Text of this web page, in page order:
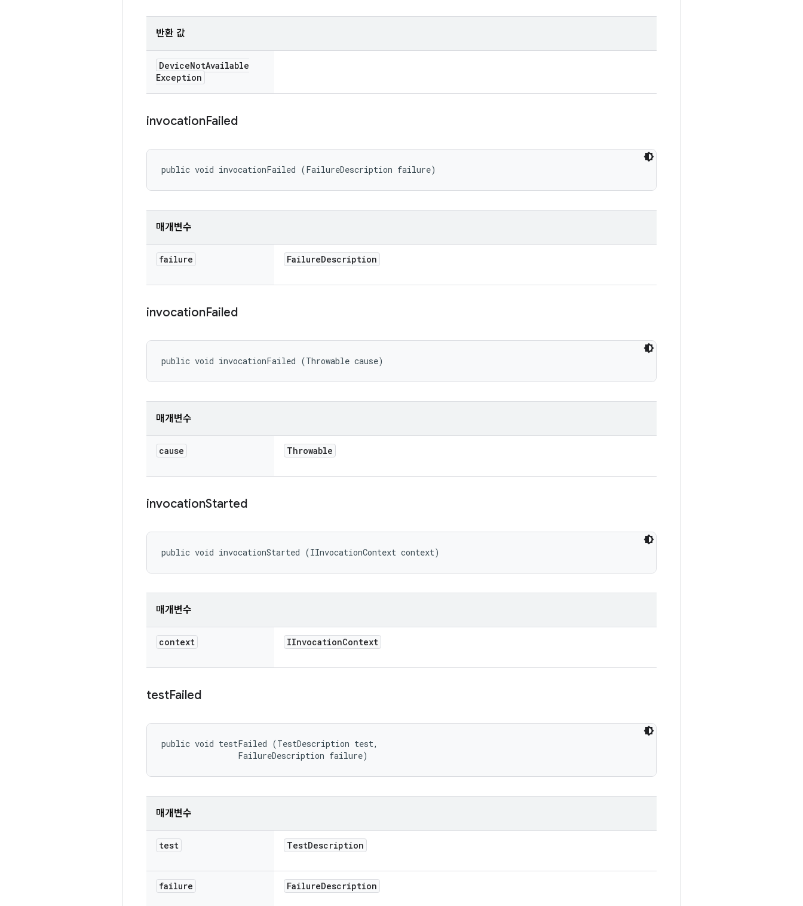
반환 값
DeviceNotAvailable
Exception
invocationFailed
public void invocationFailed (FailureDescription failure)
매개변수
failure FailureDescription
invocationFailed
public void invocationFailed (Throwable cause)
매개변수
cause Throwable
invocationStarted
public void invocationStarted (IInvocationContext context)
매개변수
context IInvocationContext
testFailed
public void testFailed (TestDescription test,
                FailureDescription failure)
매개변수
test TestDescription
failure FailureDescription